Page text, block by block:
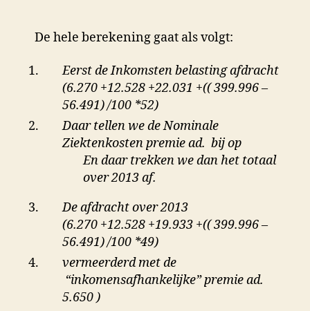
De hele berekening gaat als volgt:
Eerst de Inkomsten belasting afdracht
(6.270 +12.528 +22.031 +(( 399.996 –
56.491) /100 *52)
Daar tellen we de Nominale
Ziektenkosten premie ad. bij op
En daar trekken we dan het totaal
over 2013 af.
De afdracht over 2013
(6.270 +12.528 +19.933 +(( 399.996 –
56.491) /100 *49)
vermeerderd met de
“inkomensafhankelijke” premie ad.
5.650 )